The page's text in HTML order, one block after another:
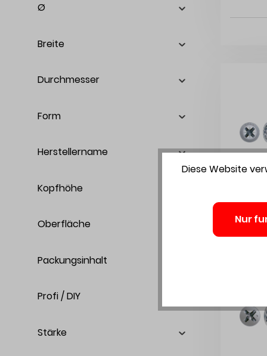
Ø
Breite
Durchmesser
Form
Herstellername
Kopfhöhe
Oberfläche
Packungsinhalt
Profi / DIY
Stärke
Diese Website
Nur